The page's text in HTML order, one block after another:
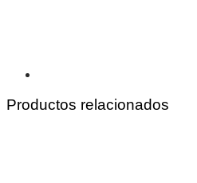
Productos relacionados